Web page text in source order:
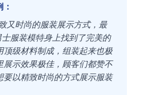
又时尚的服装展示方式，最
服装模特身上找到了完美的
顶级材料制成，组装起来也极
展示效果极佳，顾客们都赞不
要以精致时尚的方式展示服装